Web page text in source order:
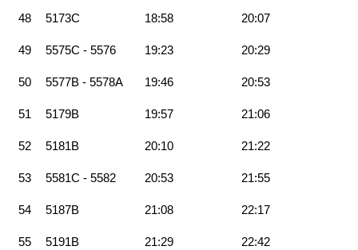
48 5173C 18:58 20:07
49 5575C - 5576 19:23 20:29
50 5577B - 5578A 19:46 20:53
51 5179B 19:57 21:06
52 5181B 20:10 21:22
53 5581C - 5582 20:53 21:55
54 5187B 21:08 22:17
55 5191B 21:29 22:42